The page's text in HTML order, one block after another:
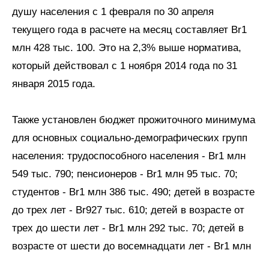
душу населения с 1 февраля по 30 апреля
текущего года в расчете на месяц составляет Br1
млн 428 тыс. 100. Это на 2,3% выше норматива,
который действовал с 1 ноября 2014 года по 31
января 2015 года.
Также установлен бюджет прожиточного минимума
для основных социально-демографических групп
населения: трудоспособного населения - Br1 млн
549 тыс. 790; пенсионеров - Br1 млн 95 тыс. 70;
студентов - Br1 млн 386 тыс. 490; детей в возрасте
до трех лет - Br927 тыс. 610; детей в возрасте от
трех до шести лет - Br1 млн 292 тыс. 70; детей в
возрасте от шести до восемнадцати лет - Br1 млн